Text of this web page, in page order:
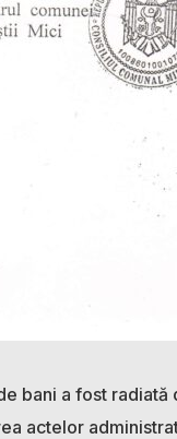
bani a fost
actelor